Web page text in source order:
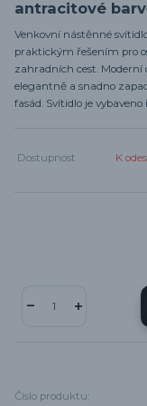
antracitové
Venkovní nástěnné
praktickým řešením pro
zahradních cest. Moderní
elegantně a snadno
fasád. Svítidlo je vybaveno
Dostupnost K
Číslo produktu: